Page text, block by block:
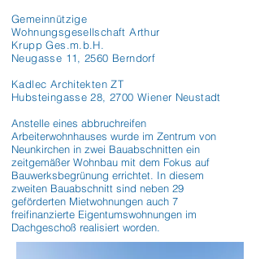
Gemeinnützige
Wohnungsgesellschaft Arthur
Krupp Ges.m.b.H.
Neugasse 11, 2560 Berndorf
Kadlec Architekten ZT
Hubsteingasse 28, 2700 Wiener Neustadt
Anstelle eines abbruchreifen
Arbeiterwohnhauses wurde im Zentrum von
Neunkirchen in zwei Bauabschnitten ein
zeitgemäßer Wohnbau mit dem Fokus auf
Bauwerksbegrünung errichtet. In diesem
zweiten Bauabschnitt sind neben 29
geförderten Mietwohnungen auch 7
freifinanzierte Eigentumswohnungen im
Dachgeschoß realisiert worden.